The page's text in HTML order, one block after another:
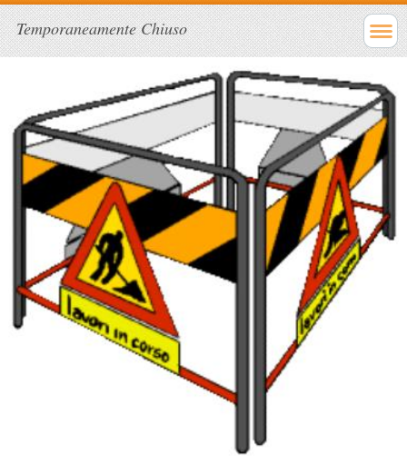
Temporaneamente Chiuso